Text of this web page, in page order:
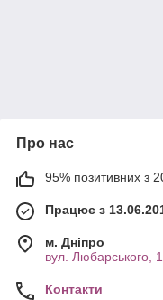
Про нас
95% позитивних з 20
Працює з
м. Дніпро
вул. Любарського,
Контакти